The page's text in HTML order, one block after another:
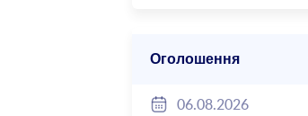
Оголошення
06.08.2026